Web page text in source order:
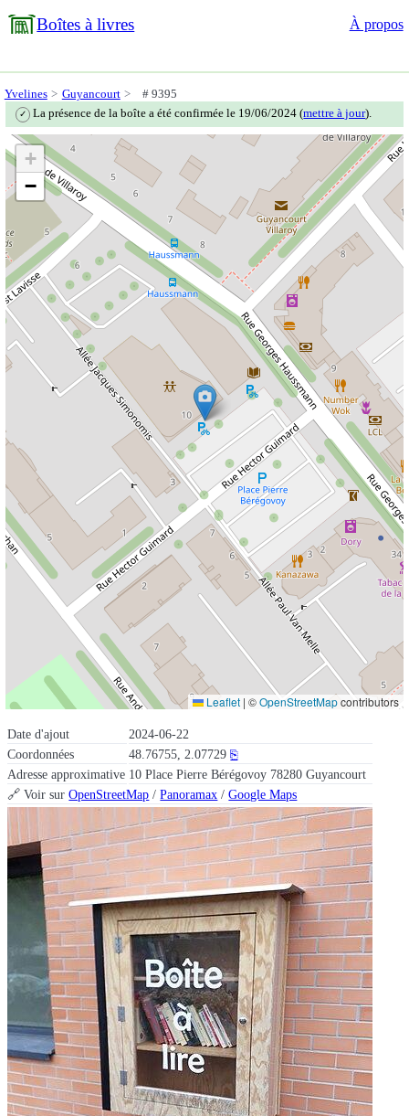
Boîtes à livres À propos
Yvelines Guyancourt # 9395
✓ La présence de la boîte a été confirmée le 19/06/2024 (mettre à jour).
Date d'ajout
2024-06-22
Coordonnées
48.76755, 2.07729 ⎘
Adresse approximative 10 Place Pierre Bérégovoy 78280 Guyancourt
🔗 Voir surOpenStreetMap /Panoramax /Google Maps
+
−
Leaflet | ©OpenStreetMapcontributors